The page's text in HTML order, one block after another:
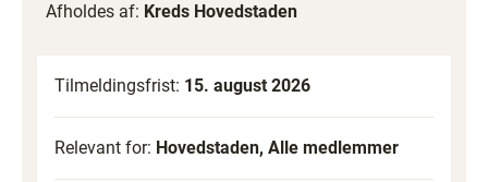
Afholdes af: Kreds Hovedstaden
Tilmeldingsfrist: 15. august 2026
Relevant for: Hovedstaden, Alle medlemmer